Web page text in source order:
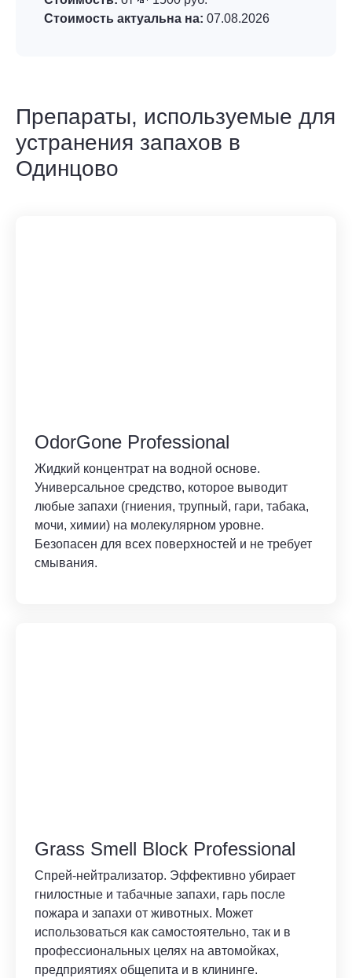
Стоимость актуальна на: 07.08.2026
Препараты, используемые для
устранения запахов в
Одинцово
OdorGone Professional
Жидкий концентрат на водной основе.
Универсальное средство, которое выводит
любые запахи (гниения, трупный, гари, табака,
мочи, химии) на молекулярном уровне.
Безопасен для всех поверхностей и не требует
смывания.
Grass Smell Block Professional
Спрей-нейтрализатор. Эффективно убирает
гнилостные и табачные запахи, гарь после
пожара и запахи от животных. Может
использоваться как самостоятельно, так и в
профессиональных целях на автомойках,
предприятиях общепита и в клининге.